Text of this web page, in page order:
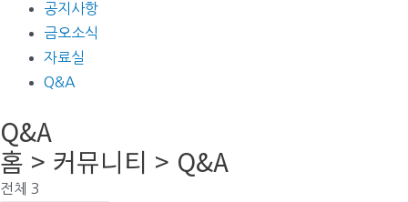
공지사항
금오소식
자료실
Q&A
Q&A
홈 > 커뮤니티 > Q&A
전체 3